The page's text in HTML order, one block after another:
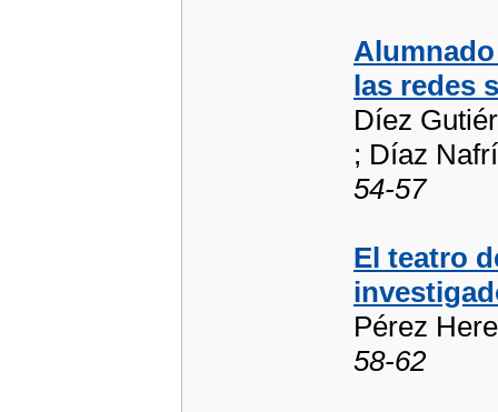
las redes
Díez
; Díaz
54-57
El teatro
Pérez
58-62